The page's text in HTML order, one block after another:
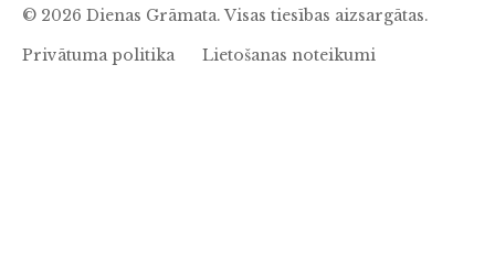
© 2026 Dienas Grāmata. Visas tiesības aizsargātas.
Privātuma politika
Lietošanas noteikumi